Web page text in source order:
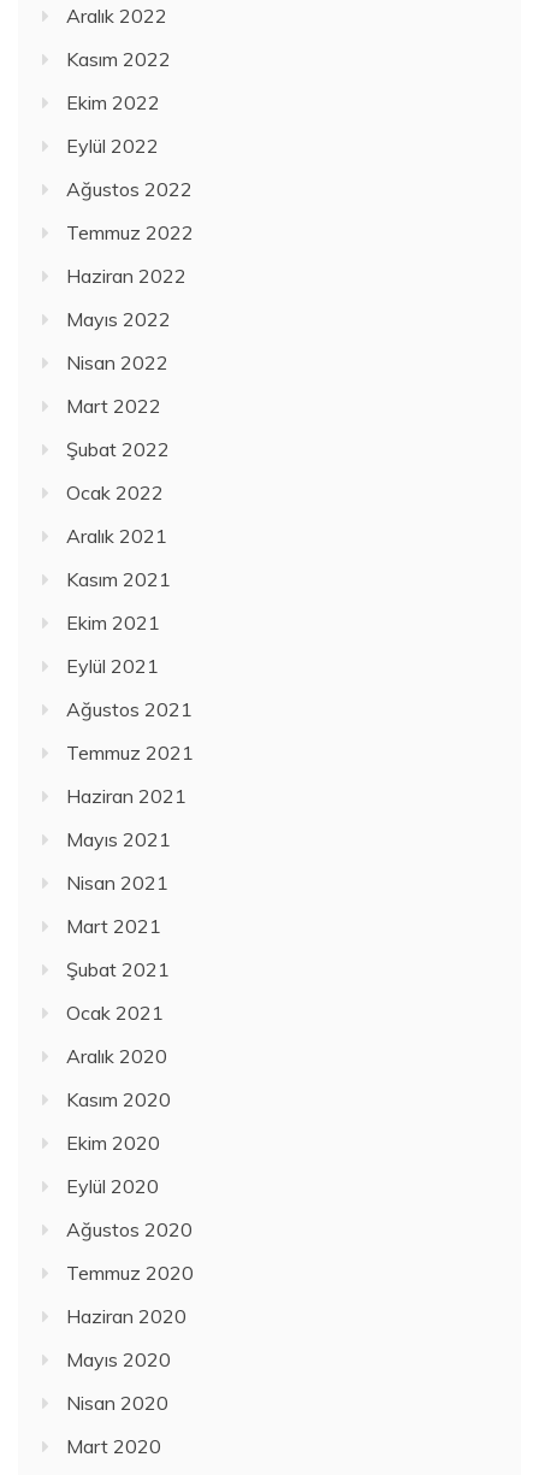
Aralık 2022
Kasım 2022
Ekim 2022
Eylül 2022
Ağustos 2022
Temmuz 2022
Haziran 2022
Mayıs 2022
Nisan 2022
Mart 2022
Şubat 2022
Ocak 2022
Aralık 2021
Kasım 2021
Ekim 2021
Eylül 2021
Ağustos 2021
Temmuz 2021
Haziran 2021
Mayıs 2021
Nisan 2021
Mart 2021
Şubat 2021
Ocak 2021
Aralık 2020
Kasım 2020
Ekim 2020
Eylül 2020
Ağustos 2020
Temmuz 2020
Haziran 2020
Mayıs 2020
Nisan 2020
Mart 2020